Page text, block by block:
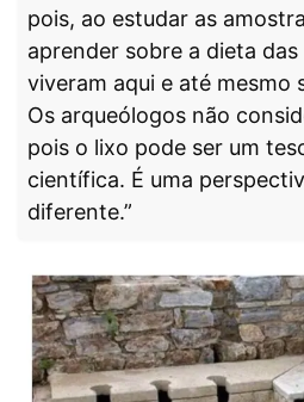
pois, ao estudar as
aprender sobre a dieta das
viveram aqui e até mesmo
Os arqueólogos não
pois o lixo pode ser um
científica. É uma
diferente.”